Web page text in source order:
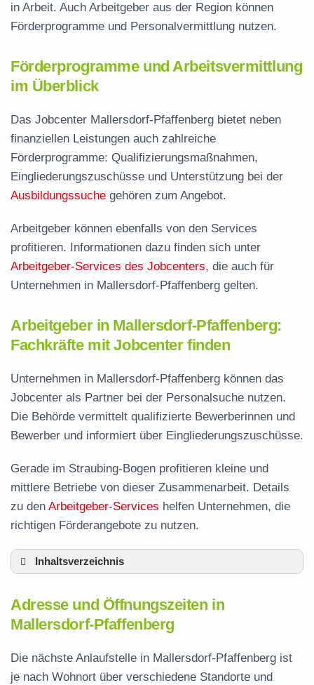
in Arbeit. Auch Arbeitgeber aus der Region können
Förderprogramme und Personalvermittlung nutzen.
Förderprogramme und Arbeitsvermittlung
im Überblick
Das Jobcenter Mallersdorf-Pfaffenberg bietet neben
finanziellen Leistungen auch zahlreiche
Förderprogramme: Qualifizierungsmaßnahmen,
Eingliederungszuschüsse und Unterstützung bei der
Ausbildungssuche gehören zum Angebot.
Arbeitgeber können ebenfalls von den Services
profitieren. Informationen dazu finden sich unter
Arbeitgeber-Services des Jobcenters, die auch für
Unternehmen in Mallersdorf-Pfaffenberg gelten.
Arbeitgeber in Mallersdorf-Pfaffenberg:
Fachkräfte mit Jobcenter finden
Unternehmen in Mallersdorf-Pfaffenberg können das
Jobcenter als Partner bei der Personalsuche nutzen.
Die Behörde vermittelt qualifizierte Bewerberinnen und
Bewerber und informiert über Eingliederungszuschüsse.
Gerade im Straubing-Bogen profitieren kleine und
mittlere Betriebe von dieser Zusammenarbeit. Details
zu den Arbeitgeber-Services helfen Unternehmen, die
richtigen Förderangebote zu nutzen.
Inhaltsverzeichnis
Pfaffenberg
Leistungen der Arbeitsvermittlung in
Mallersdorf-Pfaffenberg
Termin vereinbaren und Bürgergeld beantragen
Adresse und Öffnungszeiten in
Mallersdorf-Pfaffenberg
Die nächste Anlaufstelle in Mallersdorf-Pfaffenberg ist
je nach Wohnort über verschiedene Standorte und